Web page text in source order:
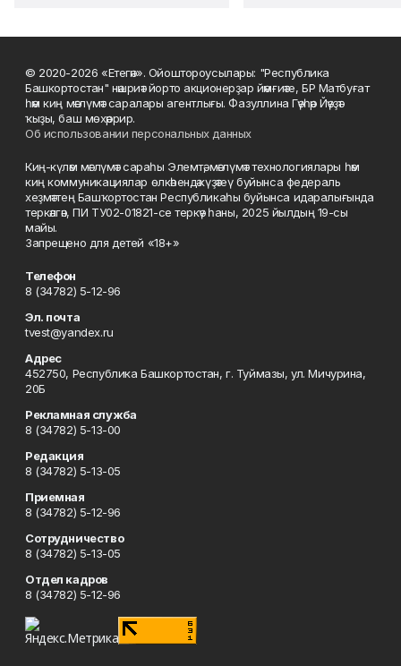
© 2020-2026 «Етегән». Ойоштороусылары: "Республика
Башкортостан" нәшриәт йорто акционерҙар йәмғиәте, БР Матбуғат
һәм киң мәғлүмәт саралары агентлығы. Фазуллина Гәүһәр Йәүҙәт
ҡыҙы, баш мөхәррир.
Об использовании персональных данных
Киң-күләм мәғлүмәт сараһы Элемтә, мәғлүмәт технологиялары һәм
киң коммуникациялар өлкәһендә күҙәтеү буйынса федераль
хеҙмәттең Башҡортостан Республикаһы буйынса идаралығында
теркәлгән, ПИ ТУ02-01821-се теркәү һаны, 2025 йылдың 19-сы
майы.
Запрещено для детей «18+»
Телефон
8 (34782) 5-12-96
Эл. почта
tvest@yandex.ru
Адрес
452750, Республика Башкортостан, г. Туймазы, ул. Мичурина,
20Б
Рекламная служба
8 (34782) 5-13-00
Редакция
8 (34782) 5-13-05
Приемная
8 (34782) 5-12-96
Сотрудничество
8 (34782) 5-13-05
Отдел кадров
8 (34782) 5-12-96